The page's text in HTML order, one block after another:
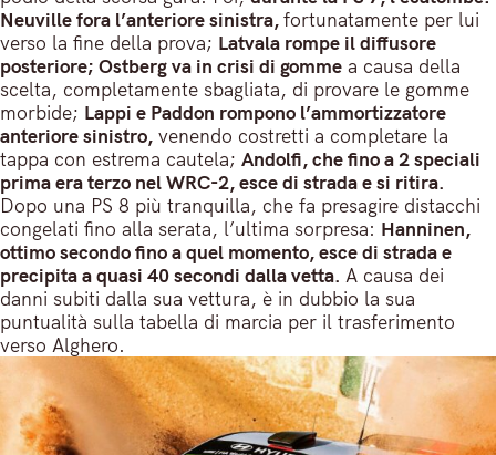
Neuville fora l’anteriore sinistra,fortunatamente per lui
verso la fine della prova; Latvala rompe il diffusore
posteriore; Ostberg va in crisi di gomme a causa della
scelta, completamente sbagliata, di provare le gomme
morbide; Lappi e Paddon rompono l’ammortizzatore
anteriore sinistro, venendo costretti a completare la
tappa con estrema cautela; Andolfi, che fino a 2 speciali
prima era terzo nel WRC-2, esce di strada e si ritira.
Dopo una PS 8 più tranquilla, che fa presagire distacchi
congelati fino alla serata, l’ultima sorpresa: Hanninen,
ottimo secondo fino a quel momento, esce di strada e
precipita a quasi 40 secondi dalla vetta. A causa dei
danni subiti dalla sua vettura, è in dubbio la sua
puntualità sulla tabella di marcia per il trasferimento
verso Alghero.